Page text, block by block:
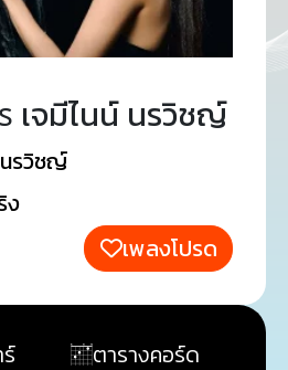
เจมีไนน์ นรวิชญ์
นรวิชญ์
ง
เพลงโปรด
ตารางคอร์ด